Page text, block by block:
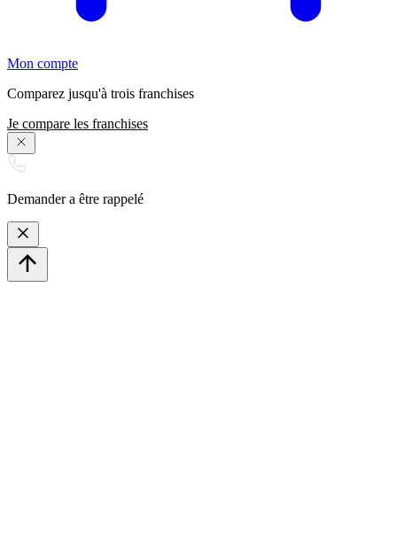
Mon compte
Comparez jusqu'à trois franchises
Je compare les franchises
Demander a être rappelé